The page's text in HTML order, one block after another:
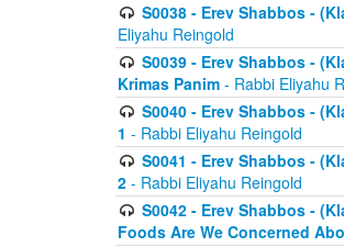
S0038 - Erev Shabbos -
Eliyahu Reingold
S0039 - Erev Shabbos -
Krimas Panim - Rabbi Eliyahu
S0040 - Erev Shabbos -
1 - Rabbi Eliyahu Reingold
S0041 - Erev Shabbos -
2 - Rabbi Eliyahu Reingold
S0042 - Erev Shabbos -
Foods Are We Concerned